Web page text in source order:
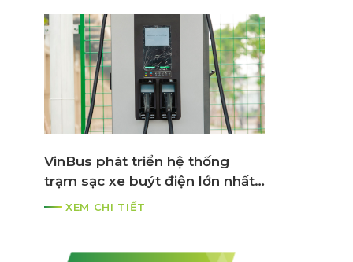
VinBus phát triển hệ thống
trạm sạc xe buýt điện lớn nhất
ASEAN
XEM CHI TIẾT